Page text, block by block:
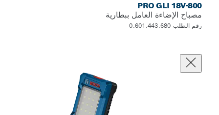
PRO GLI 18V-800
مصباح الإضاءة العامل ببطارية
رقم الطلب 0.601.443.680